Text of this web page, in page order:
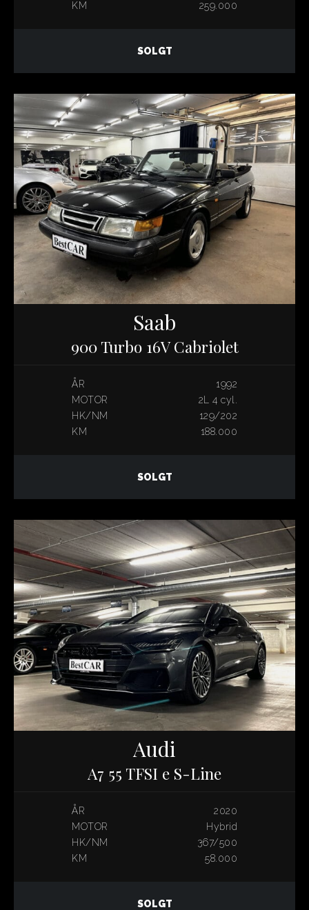
KM 259.000
SOLGT
Saab
900 Turbo 16V Cabriolet
ÅR
1992
MOTOR
2L 4 cyl.
HK/NM
129/202
KM
188.000
SOLGT
Audi
A7 55 TFSI e S-Line
ÅR
2020
MOTOR
Hybrid
HK/NM
367/500
KM
58.000
SOLGT